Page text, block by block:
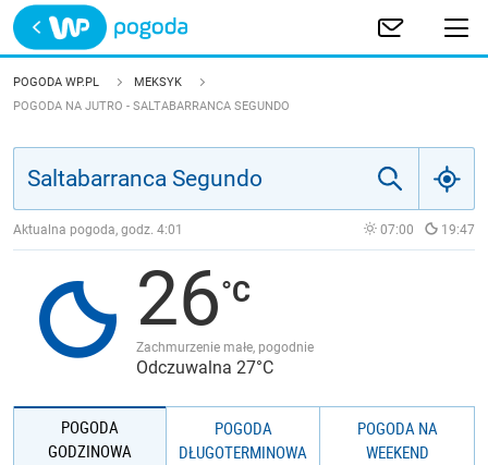
Trwa ładowanie
POLSKA
JAKOŚĆ POWIETRZA
POGODA WP.PL
MEKSYK
POGODA NA JUTRO - SALTABARRANCA SEGUNDO
Aktualna pogoda, godz. 4:01 07:00 19:47
26
Zachmurzenie małe, pogodnie
Odczuwalna 27°C
POGODA
GODZINOWA
POGODA
DŁUGOTERMINOWA
POGODA NA
WEEKEND